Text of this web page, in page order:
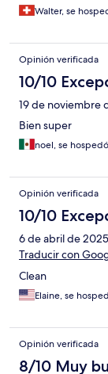
Walter, se
Opinión verificada
10/10
19 de noviembre
Bien super
noel, se
Opinión verificada
10/10
6 de abril de 2025
Traducir con
Clean
Elaine, se
Opinión verificada
8/10 Muy